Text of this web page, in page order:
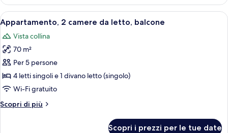
1
camera
da
letto,
balcone
Apri
tutte
le
foto
per
Appartamento,
2
da
Appartamento, 2 camere da letto,
7
Appartamento, 2 camere da letto, balcone
Vista collina
70 m²
Per 5 persone
4 letti singoli e 1 divano letto (singolo)
Wi-Fi gratuito
Scopri di più
Altri
Scopri i prezzi per le tue date